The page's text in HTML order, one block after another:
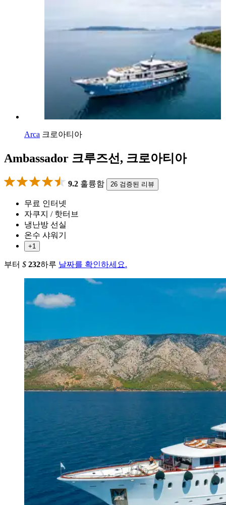
Arca 크로아티아
Ambassador 크루즈선, 크로아티아
9.2 훌륭함 26 검증된 리뷰
무료 인터넷
자쿠지 / 핫터브
냉난방 선실
온수 샤워기
+1
부터 $ 232하루 날짜를 확인하세요.